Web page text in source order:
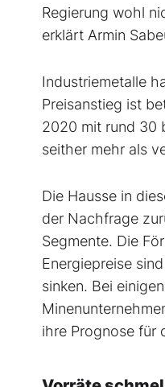
Regierung wohl
erklärt Armin
Industriemetalle
Preisanstieg ist
2020 mit rund 30
seither mehr als
Die Hausse in
der Nachfrage
Segmente. Die
Energiepreise
sinken. Bei
ihre Prognose für